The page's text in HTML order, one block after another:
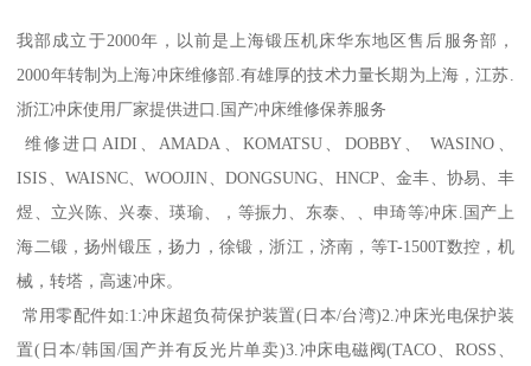
我部成立于2000年，以前是上海锻压机床华东地区售后服务部，
2000年转制为上海冲床维修部.有雄厚的技术力量长期为上海，江苏.
浙江冲床使用厂家提供进口.国产冲床维修保养服务
维修进口AIDI、AMADA、KOMATSU、DOBBY、 WASINO、
ISIS、WAISNC、WOOJIN、DONGSUNG、HNCP、金丰、协易、丰
煜、立兴陈、兴泰、瑛瑜、，等振力、东泰、、申琦等冲床.国产上
海二锻，扬州锻压，扬力，徐锻，浙江，济南，等T-1500T数控，机
械，转塔，高速冲床。
常用零配件如:1:冲床超负荷保护装置(日本/台湾)2.冲床光电保护装
置(日本/韩国/国产并有反光片单卖)3.冲床电磁阀(TACO、ROSS、